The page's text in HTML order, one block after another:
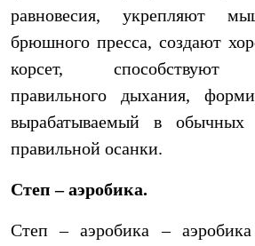
равновесия, укрепляют
брюшного пресса, создают
корсет, способствуют
правильного дыхания,
вырабатываемый в обычных
правильной осанки.
Степ – аэробика.
Степ – аэробика –